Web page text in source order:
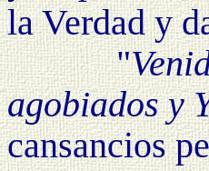
la Verdad y
"
agobiados y
cansancios